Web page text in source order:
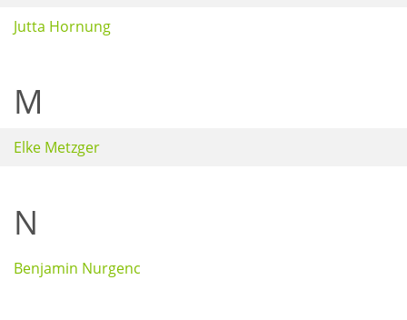
Jutta Hornung
M
Elke Metzger
N
Benjamin Nurgenc